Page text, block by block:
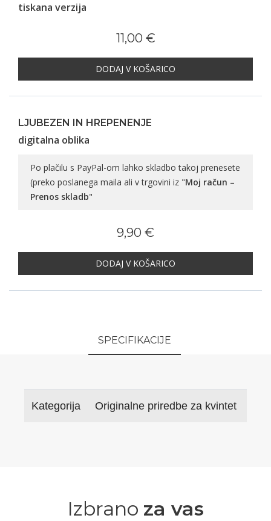
tiskana verzija
11,00 €
DODAJ V KOŠARICO
LJUBEZEN IN HREPENENJE
digitalna oblika
Po plačilu s PayPal-om lahko skladbo takoj prenesete
(preko poslanega maila ali v trgovini iz "Moj račun –
Prenos skladb"
9,90 €
DODAJ V KOŠARICO
SPECIFIKACIJE
Kategorija Originalne priredbe za kvintet
Izbrano za vas